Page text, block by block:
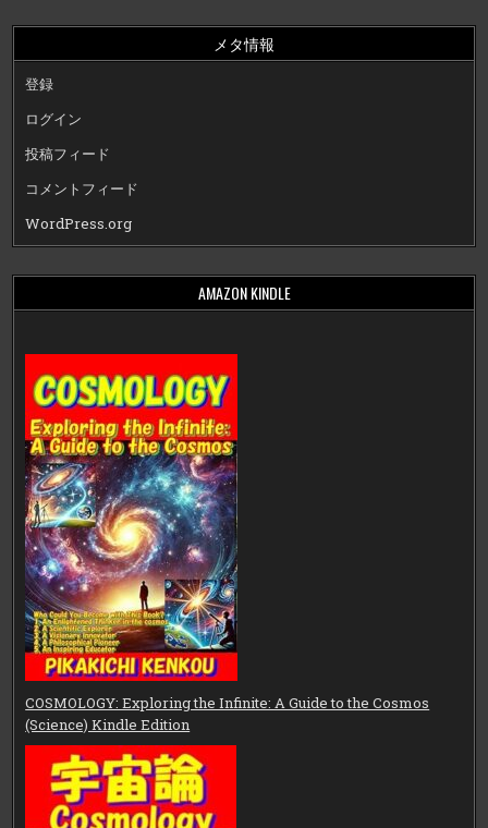
メタ情報
登録
ログイン
投稿フィード
コメントフィード
WordPress.org
AMAZON KINDLE
COSMOLOGY: Exploring the Infinite: A Guide to the Cosmos
(Science) Kindle Edition